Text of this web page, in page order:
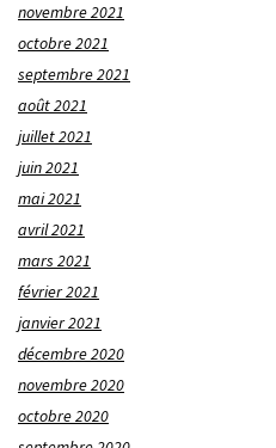
novembre 2021
octobre 2021
septembre 2021
août 2021
juillet 2021
juin 2021
mai 2021
avril 2021
mars 2021
février 2021
janvier 2021
décembre 2020
novembre 2020
octobre 2020